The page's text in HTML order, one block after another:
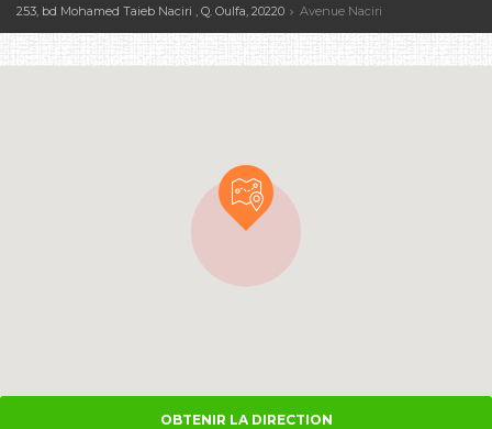
253, bd Mohamed Taieb Naciri , Q. Oulfa, 20220
Avenue Naciri
OBTENIR LA DIRECTION